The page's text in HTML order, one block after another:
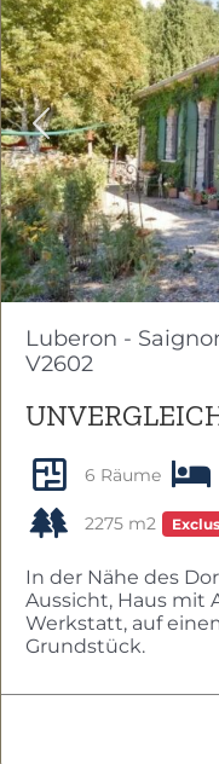
Previous
Luberon -
V2602
6 Räume
2275 m2
In der Nähe des
Aussicht, Haus mit
Werkstatt, auf
Grundstück.